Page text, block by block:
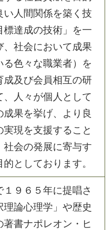
い人間関係を築く技
標達成の技術」を一
、社会において成果
る色々な職業者）を
成及び会員相互の研
、人々が個人として
成果を挙げ、より良
実現を支援すること
社会の発展に寄与す
としております。
１９６５年に提唱さ
理論心理学」や歴史
著書ナポレオン・ヒ